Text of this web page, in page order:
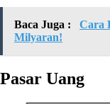
Baca Juga :
Cara
Milyaran!
Pasar Uang